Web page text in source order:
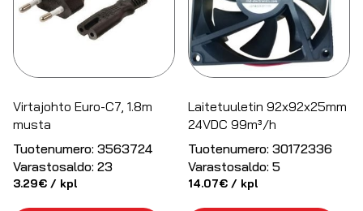
Virtajohto Euro-C7, 1.8m
musta
Tuotenumero: 3563724
Varastosaldo: 23
3.29€ / kpl
Laitetuuletin 92x92x25mm
24VDC 99m³/h
Tuotenumero: 30172336
Varastosaldo: 5
14.07€ / kpl